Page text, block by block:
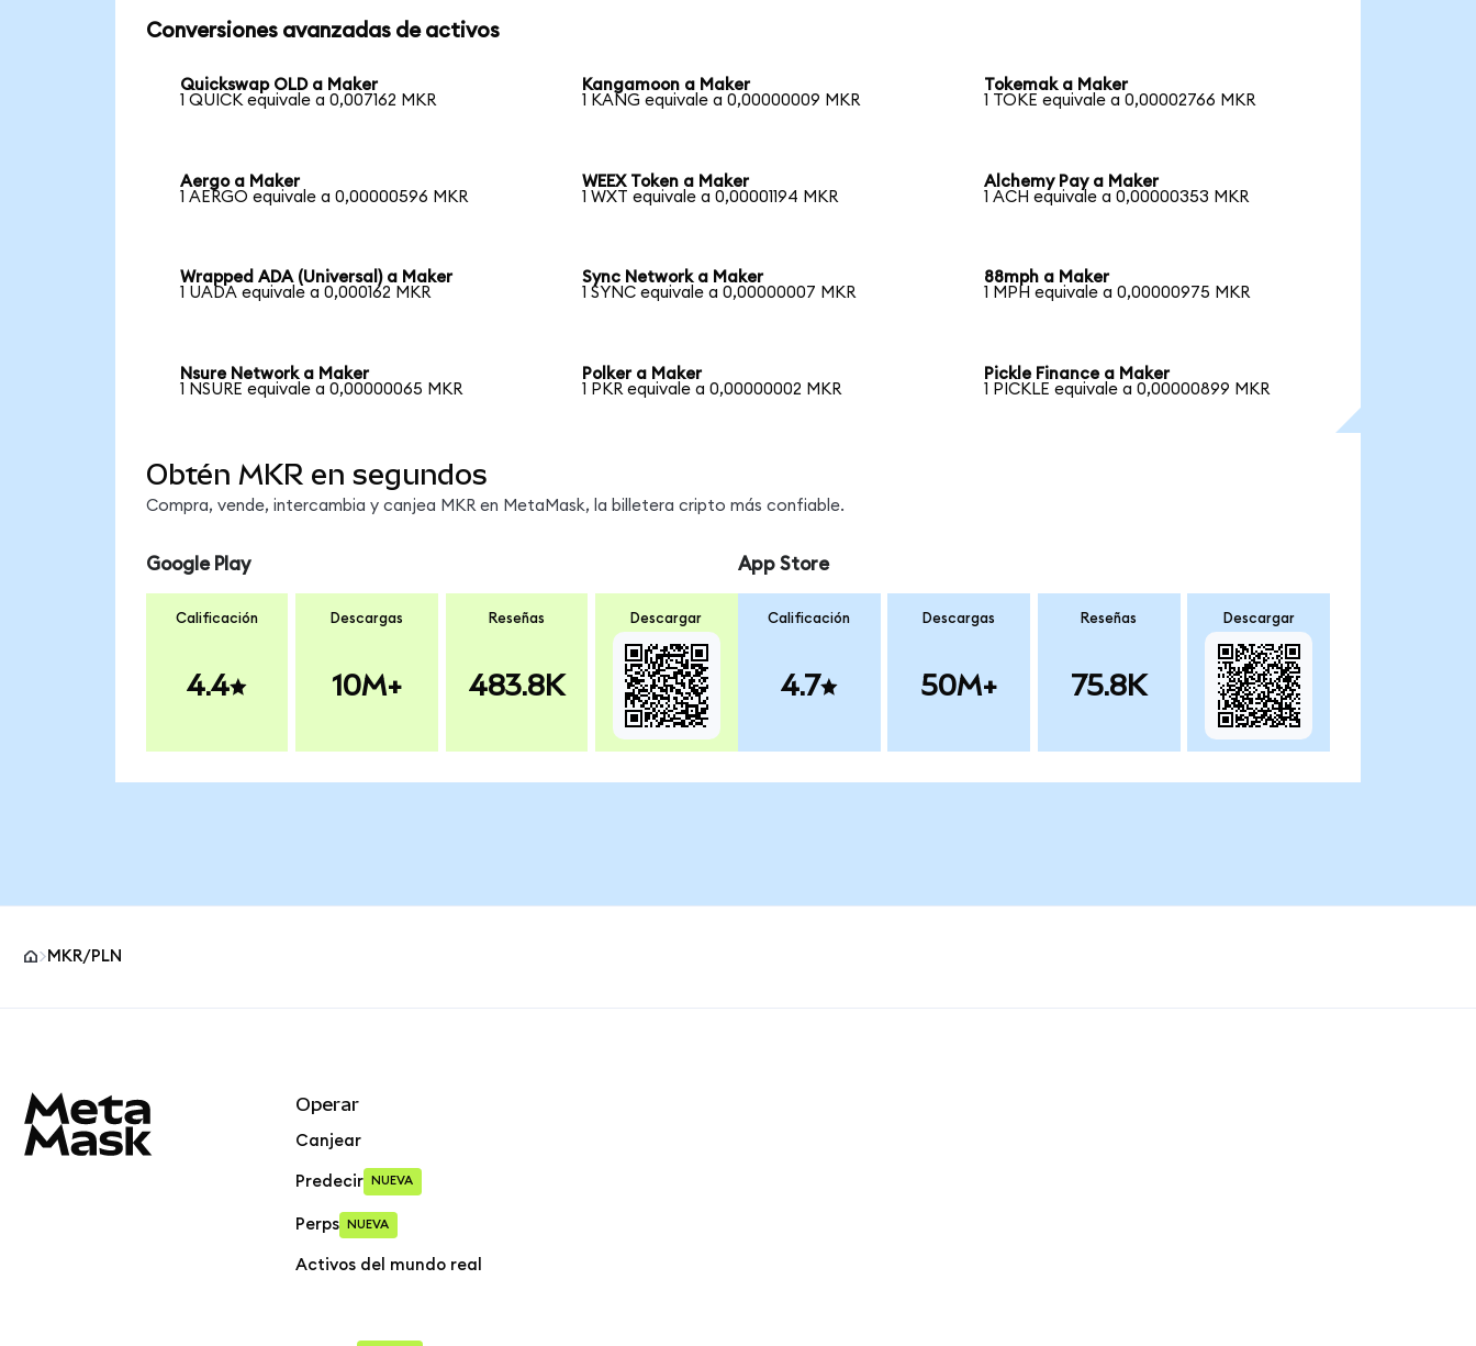
Conversiones avanzadas de activos
Quickswap OLD a Maker
1 QUICK equivale a 0,007162 MKR
Kangamoon a Maker
1 KANG equivale a 0,00000009 MKR
Tokemak a Maker
1 TOKE equivale a 0,00002766 MKR
Aergo a Maker
1 AERGO equivale a 0,00000596 MKR
WEEX Token a Maker
1 WXT equivale a 0,00001194 MKR
Alchemy Pay a Maker
1 ACH equivale a 0,00000353 MKR
Wrapped ADA (Universal) a Maker
1 UADA equivale a 0,000162 MKR
Sync Network a Maker
1 SYNC equivale a 0,00000007 MKR
88mph a Maker
1 MPH equivale a 0,00000975 MKR
Nsure Network a Maker
1 NSURE equivale a 0,00000065 MKR
Polker a Maker
1 PKR equivale a 0,00000002 MKR
Pickle Finance a Maker
1 PICKLE equivale a 0,00000899 MKR
Obtén MKR en segundos
Compra, vende, intercambia y canjea MKR en MetaMask, la billetera cripto más confiable.
Google Play
Calificación
4.4
Descargas
10M+
Reseñas
483.8K
Descargar
App Store
Calificación
4.7
Descargas
50M+
Reseñas
75.8K
Descargar
MKR/PLN
Operar
Canjear
Predecir NUEVA
Perps NUEVA
Activos del mundo real